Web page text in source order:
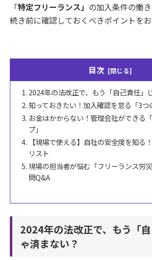
「特定フリーランス」 の加入条件の働
続き前に確認しておくべきポイントをお
目次
2024年の法改正で、もう「自己責任」
知っておきたい！加入確認を怠る「3つ
お金はかからない！管理会社ができる
プ」
【現場で使える】自社の安全度を知る
リスト
現場の担当者が悩む「フリーランス労
問Q&A
2024年の法改正で、もう「
ゃ済まない？